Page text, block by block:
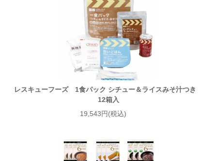
レスキューフーズ 1食パック シチュー＆ライスみそ汁つき
12箱入
19,543円(税込)